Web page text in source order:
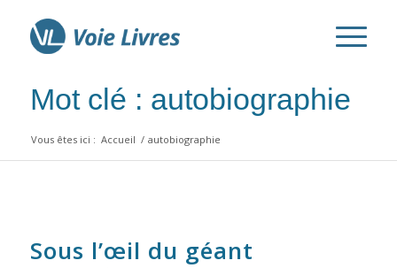
Mot clé : autobiographie
Vous êtes ici : Accueil / autobiographie
Sous l’œil du géant